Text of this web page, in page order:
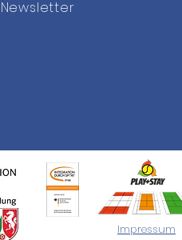
Newsletter
Impressum